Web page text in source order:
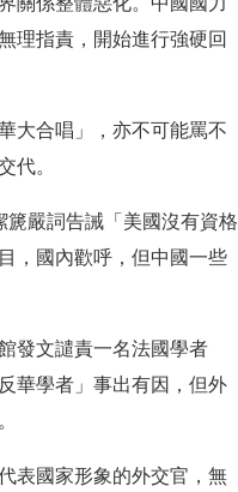
理指責，開始進行強硬回
大合唱」，亦不可能罵不
代。
嚴詞告誡「美國沒有資格
，國內歡呼，但中國一些
發文譴責一名法國學者
華學者」事出有因，但外
表國家形象的外交官，無